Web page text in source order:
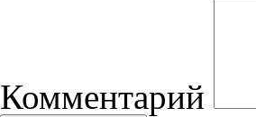
Комментарий